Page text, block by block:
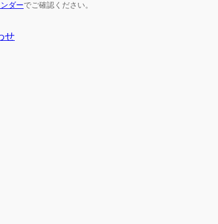
ダーでご確認ください。
せ